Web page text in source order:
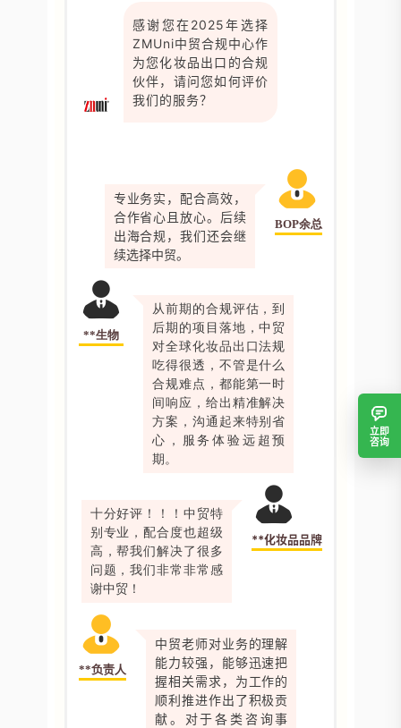
感谢您在2025年选择
ZMUni中贸合规中心作
为您化妆品出口的合规
伙伴，请问您如何评价
我们的服务？
专业务实，配合高效，
合作省心且放心。后续
出海合规，我们还会继
续选择中贸。
BOP余总
**生物
从前期的合规评估，到
后期的项目落地，中贸
对全球化妆品出口法规
吃得很透，不管是什么
合规难点，都能第一时
间响应，给出精准解决
方案，沟通起来特别省
心，服务体验远超预
期。
十分好评！！！中贸特
别专业，配合度也超级
高，帮我们解决了很多
问题，我们非常非常感
谢中贸！
**化妆品品牌
**负责人
中贸老师对业务的理解
能力较强，能够迅速把
握相关需求，为工作的
顺利推进作出了积极贡
献。对于各类咨询事
立即
咨询